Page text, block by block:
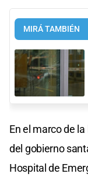
MIRÁ TAMBIÉN
En el marco de
del gobierno
Hospital de